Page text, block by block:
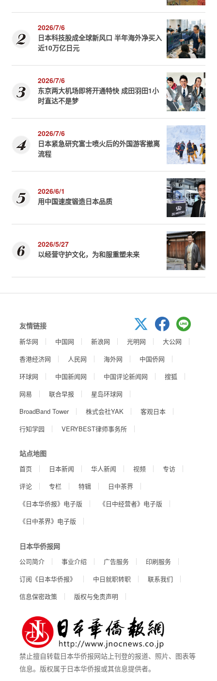
2026/7/6
日本科技股成全球新风口 半年海外净买入
近10万亿日元
2026/7/6
东京两大机场即将开通特快 成田羽田1小
时直达不是梦
2026/7/6
日本紧急研究富士喷火后的外国游客撤离
流程
2026/6/1
用中国速度锻造日本品质
2026/5/27
以经营守护文化，为和服重塑未来
友情链接
新华网 中国网 新浪网 光明网
大公网
香港经济网
人民网 海外网
中国侨网
环球网
中国新闻网 中国评论新闻网
搜狐
网易
联合早报
星岛环球网
BroadBand Tower
株式会社YAK
客观日本
行知学园
VERYBEST律师事务所
站点地图
首页 日本新闻 华人新闻 视频
专访
评论
专栏 特辑
日中茶界
《日本华侨报》电子版
《日中经营者》电子版
《日中茶界》电子版
日本华侨报网
公司简介 事业介绍 广告服务
印刷服务
订阅《日本华侨报》
中日就职转职
联系我们
信息保密政策
版权与免责声明
禁止擅自转载日本华侨报网站上刊登的报道、照片、图表等
信息。版权属于日本华侨报或其信息提供者。